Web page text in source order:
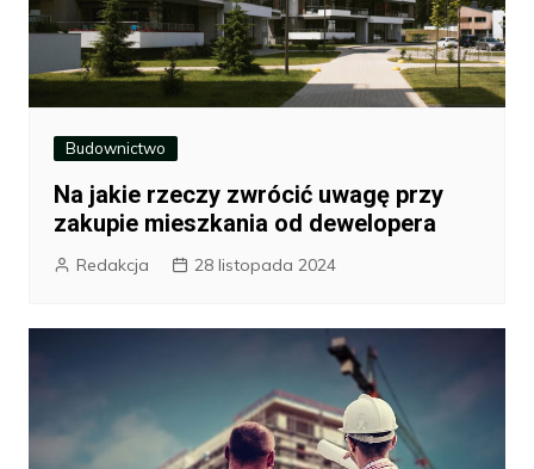
Budownictwo
Na jakie rzeczy zwrócić uwagę przy
zakupie mieszkania od dewelopera
Redakcja 28 listopada 2024